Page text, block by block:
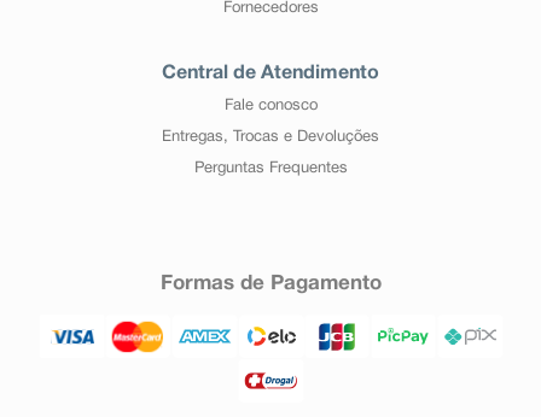
Fornecedores
Central de Atendimento
Fale conosco
Entregas, Trocas e Devoluções
Perguntas Frequentes
Formas de Pagamento